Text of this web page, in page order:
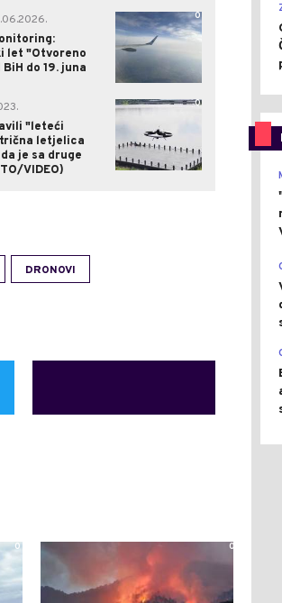
let "Otvoreno
do 19. juna
0
"leteći
letjelica
je sa druge
VIDEO)
0
DRONOVI
0 0